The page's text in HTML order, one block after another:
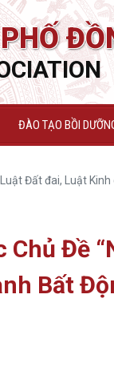
ĐÀO TẠO BỒI
Đất đai, Luật
Đề
Bất